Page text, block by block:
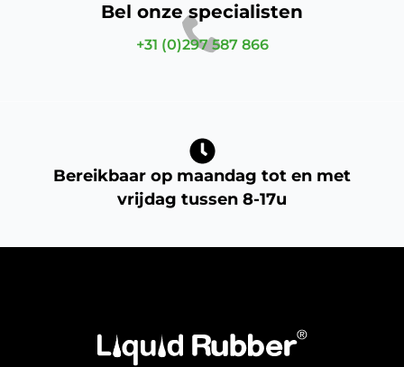
Bel onze specialisten
+31 (0)297 587 866
Bereikbaar op maandag tot en met
vrijdag tussen 8-17u